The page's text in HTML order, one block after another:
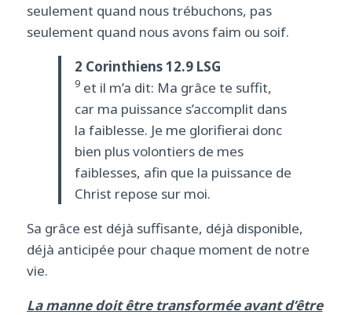
seulement quand nous trébuchons, pas
seulement quand nous avons faim ou soif.
2 Corinthiens 12.9 LSG
9et il m’a dit: Ma grâce te suffit,
car ma puissance s’accomplit dans
la faiblesse. Je me glorifierai donc
bien plus volontiers de mes
faiblesses, afin que la puissance de
Christ repose sur moi.
Sa grâce est déjà suffisante, déjà disponible,
déjà anticipée pour chaque moment de notre
vie.
La manne doit être transformée avant d’être